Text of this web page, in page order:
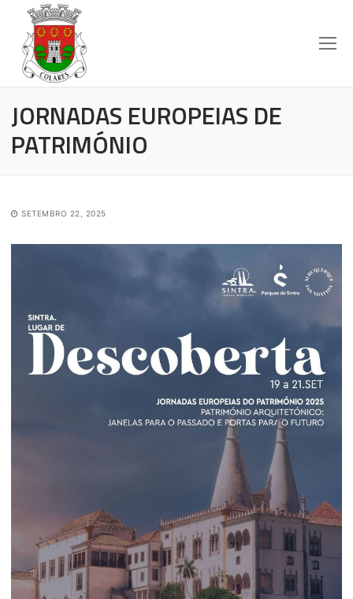
JORNADAS EUROPEIAS DE
PATRIMÓNIO
SETEMBRO 22, 2025